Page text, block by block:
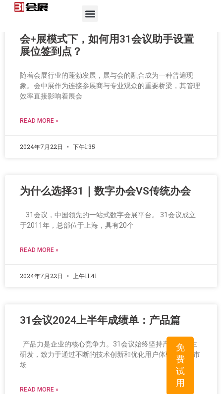
免
费
试
用
会+展模式下，如何用31会议助手设置
展位签到点？
随着会展行业的蓬勃发展，展与会的融合成为一种普遍现
象。会中展作为连接参展商与专业观众的重要桥梁，其管理
效率直接影响着展会
READ MORE »
2024年7月22日 下午1:35
为什么选择31｜数字办会VS传统办会
31会议，中国领先的一站式数字会展平台。 31会议成立
于2011年，总部位于上海，具有20个
READ MORE »
2024年7月22日 上午11:41
31会议2024上半年成绩单：产品篇
产品力是企业的核心竞争力。31会议始终坚持产品的自主
研发，致力于通过不断的技术创新和优化用户体验来满足市
场
READ MORE »